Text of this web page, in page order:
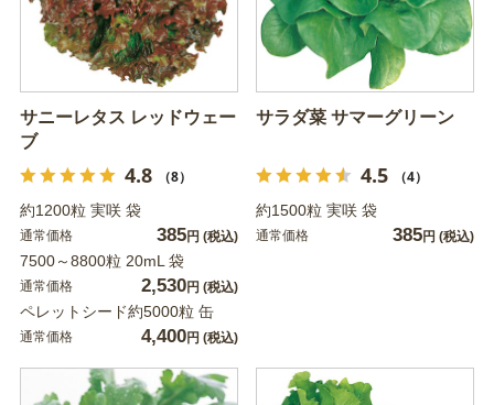
サニーレタス レッドウェー
ブ
4.8 （8）
約1200粒 実咲 袋
通常価格 385円 (税込)
7500～8800粒 20mL 袋
通常価格 2,530円 (税込)
ペレットシード約5000粒 缶
通常価格 4,400円 (税込)
サラダ菜 サマーグリーン
4.5 （4）
約1500粒 実咲 袋
通常価格 385円 (税込)